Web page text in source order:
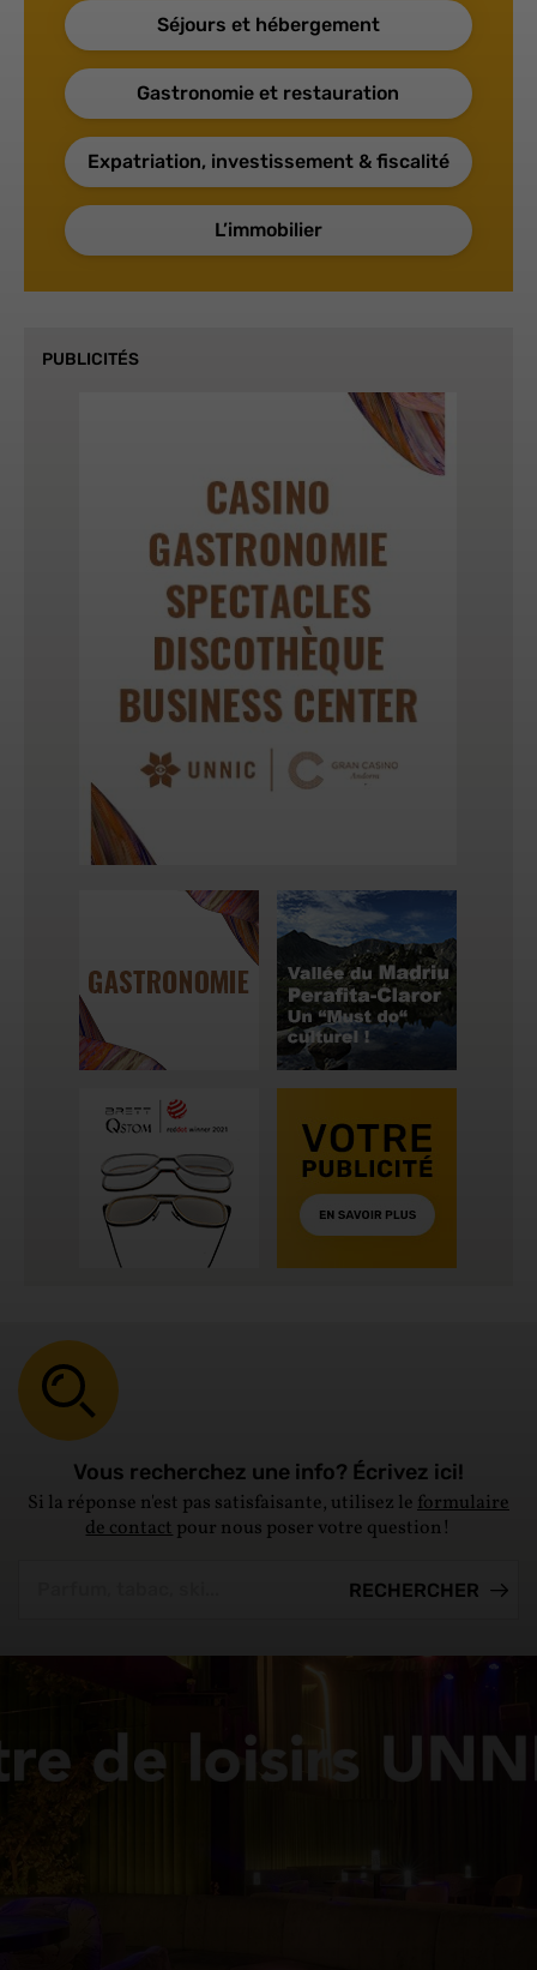
Séjours et hébergement
Gastronomie et restauration
Expatriation, investissement & fiscalité
L’immobilier
PUBLICITÉS
Vous recherchez une info? Écrivez ici!
Si la réponse n'est pas satisfaisante, utilisez leformulaire
de contactpour nous poser votre question!